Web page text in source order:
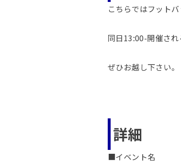
こちらではフット
同日13:00-開催され
ぜひお越し下さい。
詳細
■イベント名